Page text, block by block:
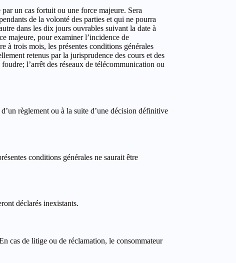
un cas fortuit ou une force majeure. Sera
de la volonté des parties et qui ne pourra
dans les dix jours ouvrables suivant la date à
majeure, pour examiner l’incidence de
à trois mois, les présentes conditions générales
retenus par la jurisprudence des cours et des
l’arrêt des réseaux de télécommunication ou
règlement ou à la suite d’une décision définitive
conditions générales ne saurait être
déclarés inexistants.
cas de litige ou de réclamation, le consommateur